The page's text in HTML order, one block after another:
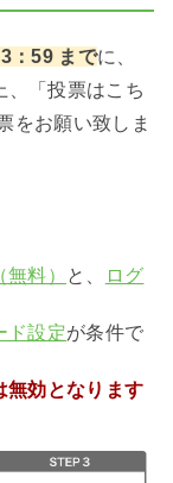
：59 までに、
、「投票はこち
をお願い致しま
料） と、
ログ
ド設定が条件で
効となります